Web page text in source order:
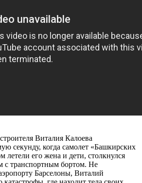
Виталия Калоева
секунду, когда самолет «Башкирских
летели его жена и дети, столкнулся
с транспортным бортом. Не
Барселоны, Виталий